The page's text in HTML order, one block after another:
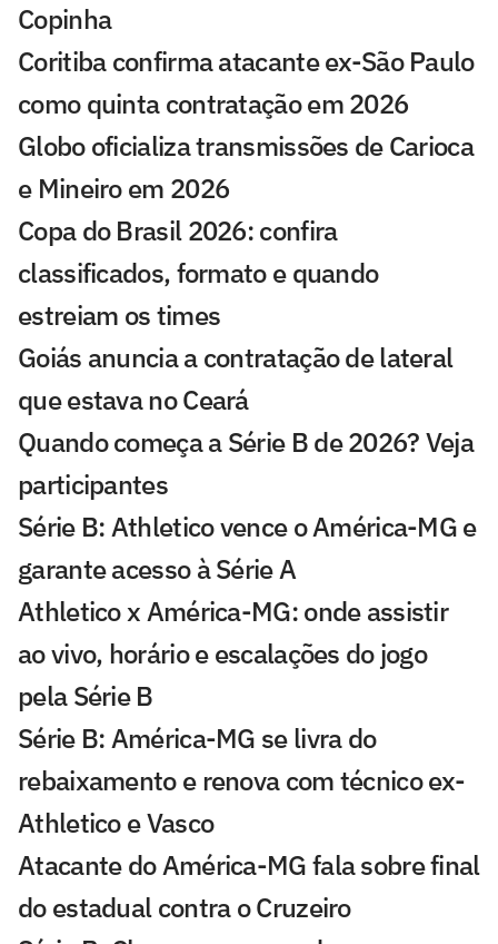
Copinha
Coritiba confirma atacante ex-São Paulo
como quinta contratação em 2026
Globo oficializa transmissões de Carioca
e Mineiro em 2026
Copa do Brasil 2026: confira
classificados, formato e quando
estreiam os times
Goiás anuncia a contratação de lateral
que estava no Ceará
Quando começa a Série B de 2026? Veja
participantes
Série B: Athletico vence o América-MG e
garante acesso à Série A
Athletico x América-MG: onde assistir
ao vivo, horário e escalações do jogo
pela Série B
Série B: América-MG se livra do
rebaixamento e renova com técnico ex-
Athletico e Vasco
Atacante do América-MG fala sobre final
do estadual contra o Cruzeiro